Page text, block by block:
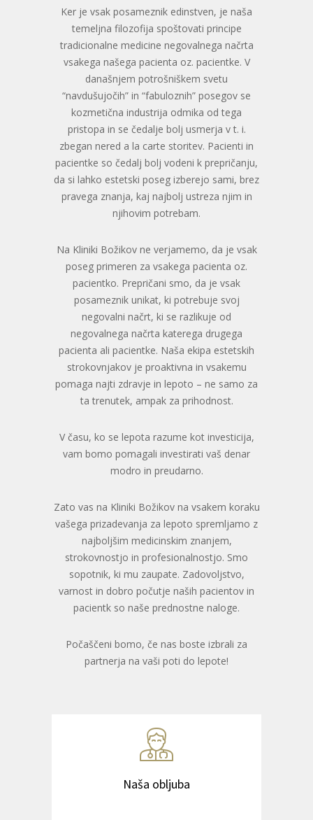
Ker je vsak posameznik edinstven, je naša
temeljna filozofija spoštovati principe
tradicionalne medicine negovalnega načrta
vsakega našega pacienta oz. pacientke. V
današnjem potrošniškem svetu
“navdušujočih” in “fabuloznih” posegov se
kozmetična industrija odmika od tega
pristopa in se čedalje bolj usmerja v t. i.
zbegan nered a la carte storitev. Pacienti in
pacientke so čedalj bolj vodeni k prepričanju,
da si lahko estetski poseg izberejo sami, brez
pravega znanja, kaj najbolj ustreza njim in
njihovim potrebam.
Na Kliniki Božikov ne verjamemo, da je vsak
poseg primeren za vsakega pacienta oz.
pacientko. Prepričani smo, da je vsak
posameznik unikat, ki potrebuje svoj
negovalni načrt, ki se razlikuje od
negovalnega načrta katerega drugega
pacienta ali pacientke. Naša ekipa estetskih
strokovnjakov je proaktivna in vsakemu
pomaga najti zdravje in lepoto – ne samo za
ta trenutek, ampak za prihodnost.
V času, ko se lepota razume kot investicija,
vam bomo pomagali investirati vaš denar
modro in preudarno.
Zato vas na Kliniki Božikov na vsakem koraku
vašega prizadevanja za lepoto spremljamo z
najboljšim medicinskim znanjem,
strokovnostjo in profesionalnostjo. Smo
sopotnik, ki mu zaupate. Zadovoljstvo,
varnost in dobro počutje naših pacientov in
pacientk so naše prednostne naloge.
Počaščeni bomo, če nas boste izbrali za
partnerja na vaši poti do lepote!
Naša obljuba